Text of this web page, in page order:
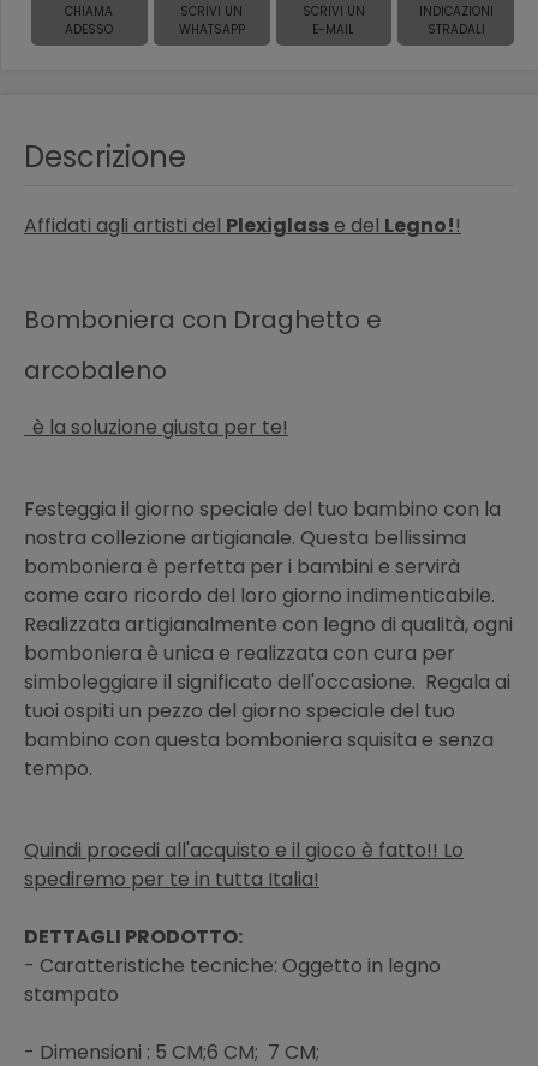
CHIAMA
ADESSO
SCRIVI UN
WHATSAPP
SCRIVI UN
E-MAIL
INDICAZIONI
STRADALI
Descrizione
Affidati agli artisti del Plexiglasse del Legno!!
Bomboniera con Draghetto e
arcobaleno
è la soluzione giusta per te!
Festeggia il giorno speciale del tuo bambino con la
nostra collezione artigianale. Questa bellissima
bomboniera è perfetta per i bambini e servirà
come caro ricordo del loro giorno indimenticabile.
Realizzata artigianalmente con legno di qualità, ogni
bomboniera è unica e realizzata con cura per
simboleggiare il significato dell'occasione. Regala ai
tuoi ospiti un pezzo del giorno speciale del tuo
bambino con questa bomboniera squisita e senza
tempo.
Quindi procedi all'acquisto e il gioco è fatto!! Lo
spediremo per te in tutta Italia!
DETTAGLI PRODOTTO:
- Caratteristiche tecniche: Oggetto in legno
stampato
- Dimensioni : 5 CM;6 CM; 7 CM;